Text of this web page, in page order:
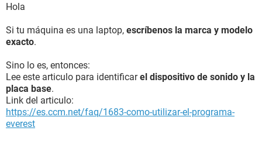
Hola
Si tu máquina es una laptop, escríbenos la marca y modelo
exacto.
Sino lo es, entonces:
Lee este articulo para identificarel dispositivo de sonido y la
placa base.
Link del articulo:
https://es.ccm.net/faq/1683-como-utilizar-el-programa-
everest